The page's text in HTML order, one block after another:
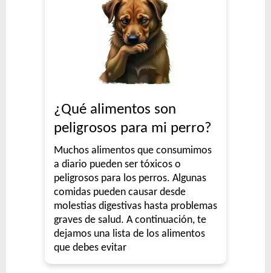
¿Qué alimentos son
peligrosos para mi perro?
Muchos alimentos que consumimos
a diario pueden ser tóxicos o
peligrosos para los perros. Algunas
comidas pueden causar desde
molestias digestivas hasta problemas
graves de salud. A continuación, te
dejamos una lista de los alimentos
que debes evitar